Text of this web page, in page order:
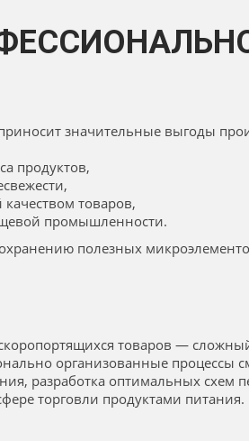
значительные выгоды
продуктов,
товаров,
промышленности.
полезных
товаров —
организованные процессы
разработка оптимальных схем
торговли продуктами питания.